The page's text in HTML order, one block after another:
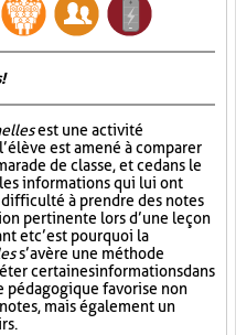
est une activité
est amené à comparer
de classe, et ce dans le
informations qui lui ont
à prendre des notes
pertinente lors d’une leçon
et c’est pourquoi la
s’avère une méthode
certaines informations dans
pédagogique favorise non
mais également un